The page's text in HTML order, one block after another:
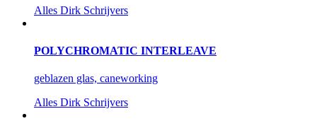
Alles Dirk Schrijvers
POLYCHROMATIC INTERLEAVE
geblazen glas, caneworking
Alles Dirk Schrijvers